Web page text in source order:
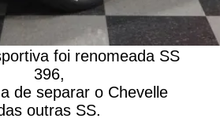
foi renomeada SS
396,
de separar o Chevelle
outras SS.